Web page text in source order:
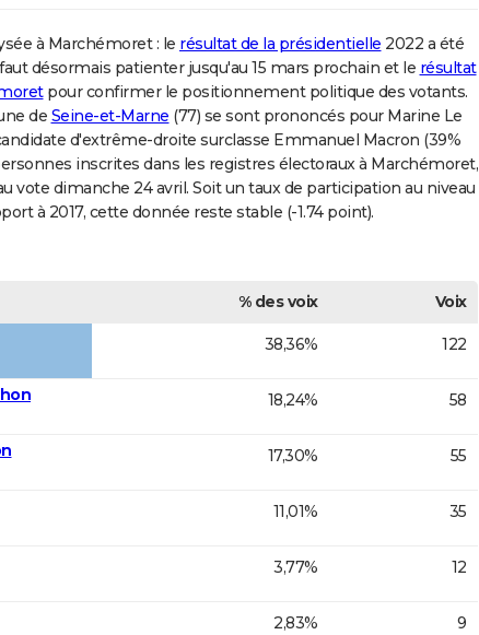
à Marchémoret : le résultat de la présidentielle 2022 a été
désormais patienter jusqu'au 15 mars prochain et le résultat
pour confirmer le positionnement politique des votants.
de Seine-et-Marne (77) se sont prononcés pour Marine Le
d'extrême-droite surclasse Emmanuel Macron (39%
inscrites dans les registres électoraux à Marchémoret,
vote dimanche 24 avril. Soit un taux de participation au niveau
à 2017, cette donnée reste stable (-1.74 point).
% des voix
Voix
38,36% 122
18,24% 58
17,30% 55
11,01% 35
3,77% 12
2,83% 9